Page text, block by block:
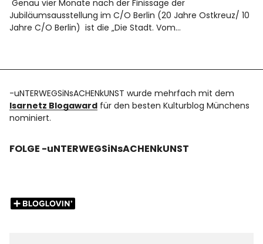
Genau vier Monate nach der Finissage der
Jubiläumsausstellung im C/O Berlin (20 Jahre Ostkreuz/ 10
Jahre C/O Berlin) ist die „Die Stadt. Vom…
-uNTERWEGSiNsACHENkUNST wurde mehrfach mit dem
Isarnetz Blogaward für den besten Kulturblog Münchens
nominiert.
FOLGE -uNTERWEGSiNsACHENkUNST